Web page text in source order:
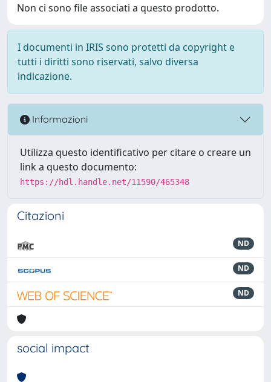
Non ci sono file associati a questo prodotto.
I documenti in IRIS sono protetti da copyright e
tutti i diritti sono riservati, salvo diversa
indicazione.
Informazioni
Utilizza questo identificativo per citare o creare un
link a questo documento:
https://hdl.handle.net/11590/465348
Citazioni
ND
ND
ND
social impact